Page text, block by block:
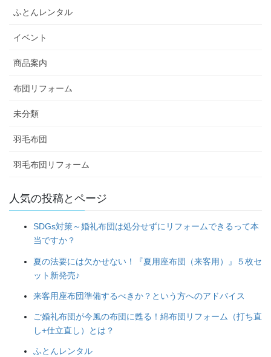
ふとんレンタル
イベント
商品案内
布団リフォーム
未分類
羽毛布団
羽毛布団リフォーム
人気の投稿とページ
SDGs対策～婚礼布団は処分せずにリフォームできるって本
当ですか？
夏の法要には欠かせない！『夏用座布団（来客用）』５枚セ
ット新発売♪
来客用座布団準備するべきか？という方へのアドバイス
ご婚礼布団が今風の布団に甦る！綿布団リフォーム（打ち直
し+仕立直し）とは？
ふとんレンタル